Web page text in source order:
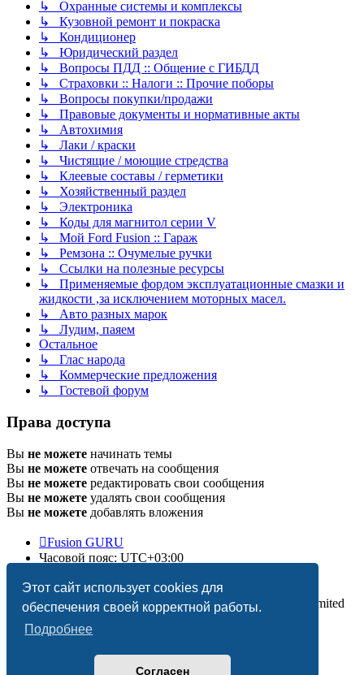
Этот сайт использует cookies для
обеспечения своей корректной работы.
Подробнее
Согласен
↳ Охранные системы и комплексы
↳ Кузовной ремонт и покраска
↳ Кондиционер
↳ Юридический раздел
↳ Вопросы ПДД :: Общение с ГИБДД
↳ Страховки :: Налоги :: Прочие поборы
↳ Вопросы покупки/продажи
↳ Правовые документы и нормативные акты
↳ Автохимия
↳ Лаки / краски
↳ Чистящие / моющие стредства
↳ Клеевые составы / герметики
↳ Хозяйственный раздел
↳ Электроника
↳ Коды для магнитол серии V
↳ Мой Ford Fusion :: Гараж
↳ Ремзона :: Очумелые ручки
↳ Ссылки на полезные ресурсы
↳ Применяемые фордом эксплуатационные смазки и
жидкости ,за исключением моторных масел.
↳ Авто разных марок
↳ Лудим, паяем
Остальное
↳ Глас народа
↳ Коммерческие предложения
↳ Гостевой форум
Права доступа
Вы не можете начинать темы
Вы не можете отвечать на сообщения
Вы не можете редактировать свои сообщения
Вы не можете удалять свои сообщения
Вы не можете добавлять вложения
Fusion GURU
Часовой пояс: UTC+03:00
Создано на основеphpBB® Forum Software © phpBB Limited